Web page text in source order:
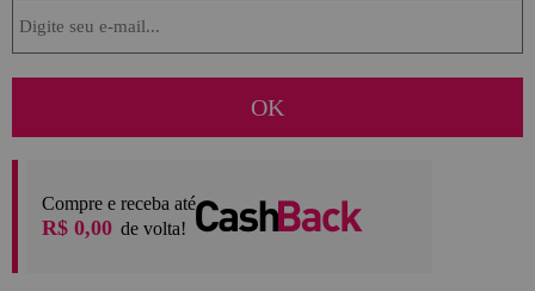
Compre e receba até
R$ 0,00 de volta!